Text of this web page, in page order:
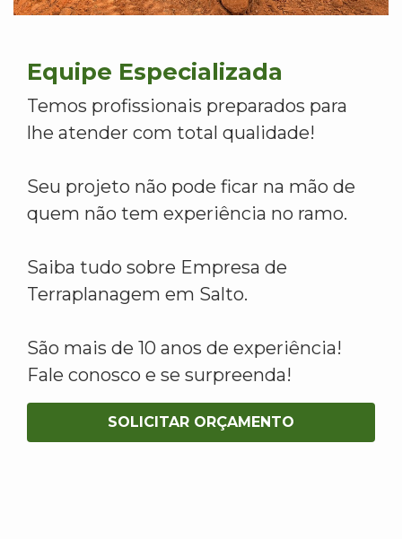
Equipe Especializada
Temos profissionais preparados para
lhe atender com total qualidade!
Seu projeto não pode ficar na mão de
quem não tem experiência no ramo.
Saiba tudo sobre Empresa de
Terraplanagem em Salto.
São mais de 10 anos de experiência!
Fale conosco e se surpreenda!
SOLICITAR ORÇAMENTO